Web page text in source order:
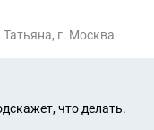
г. Москва
что делать.